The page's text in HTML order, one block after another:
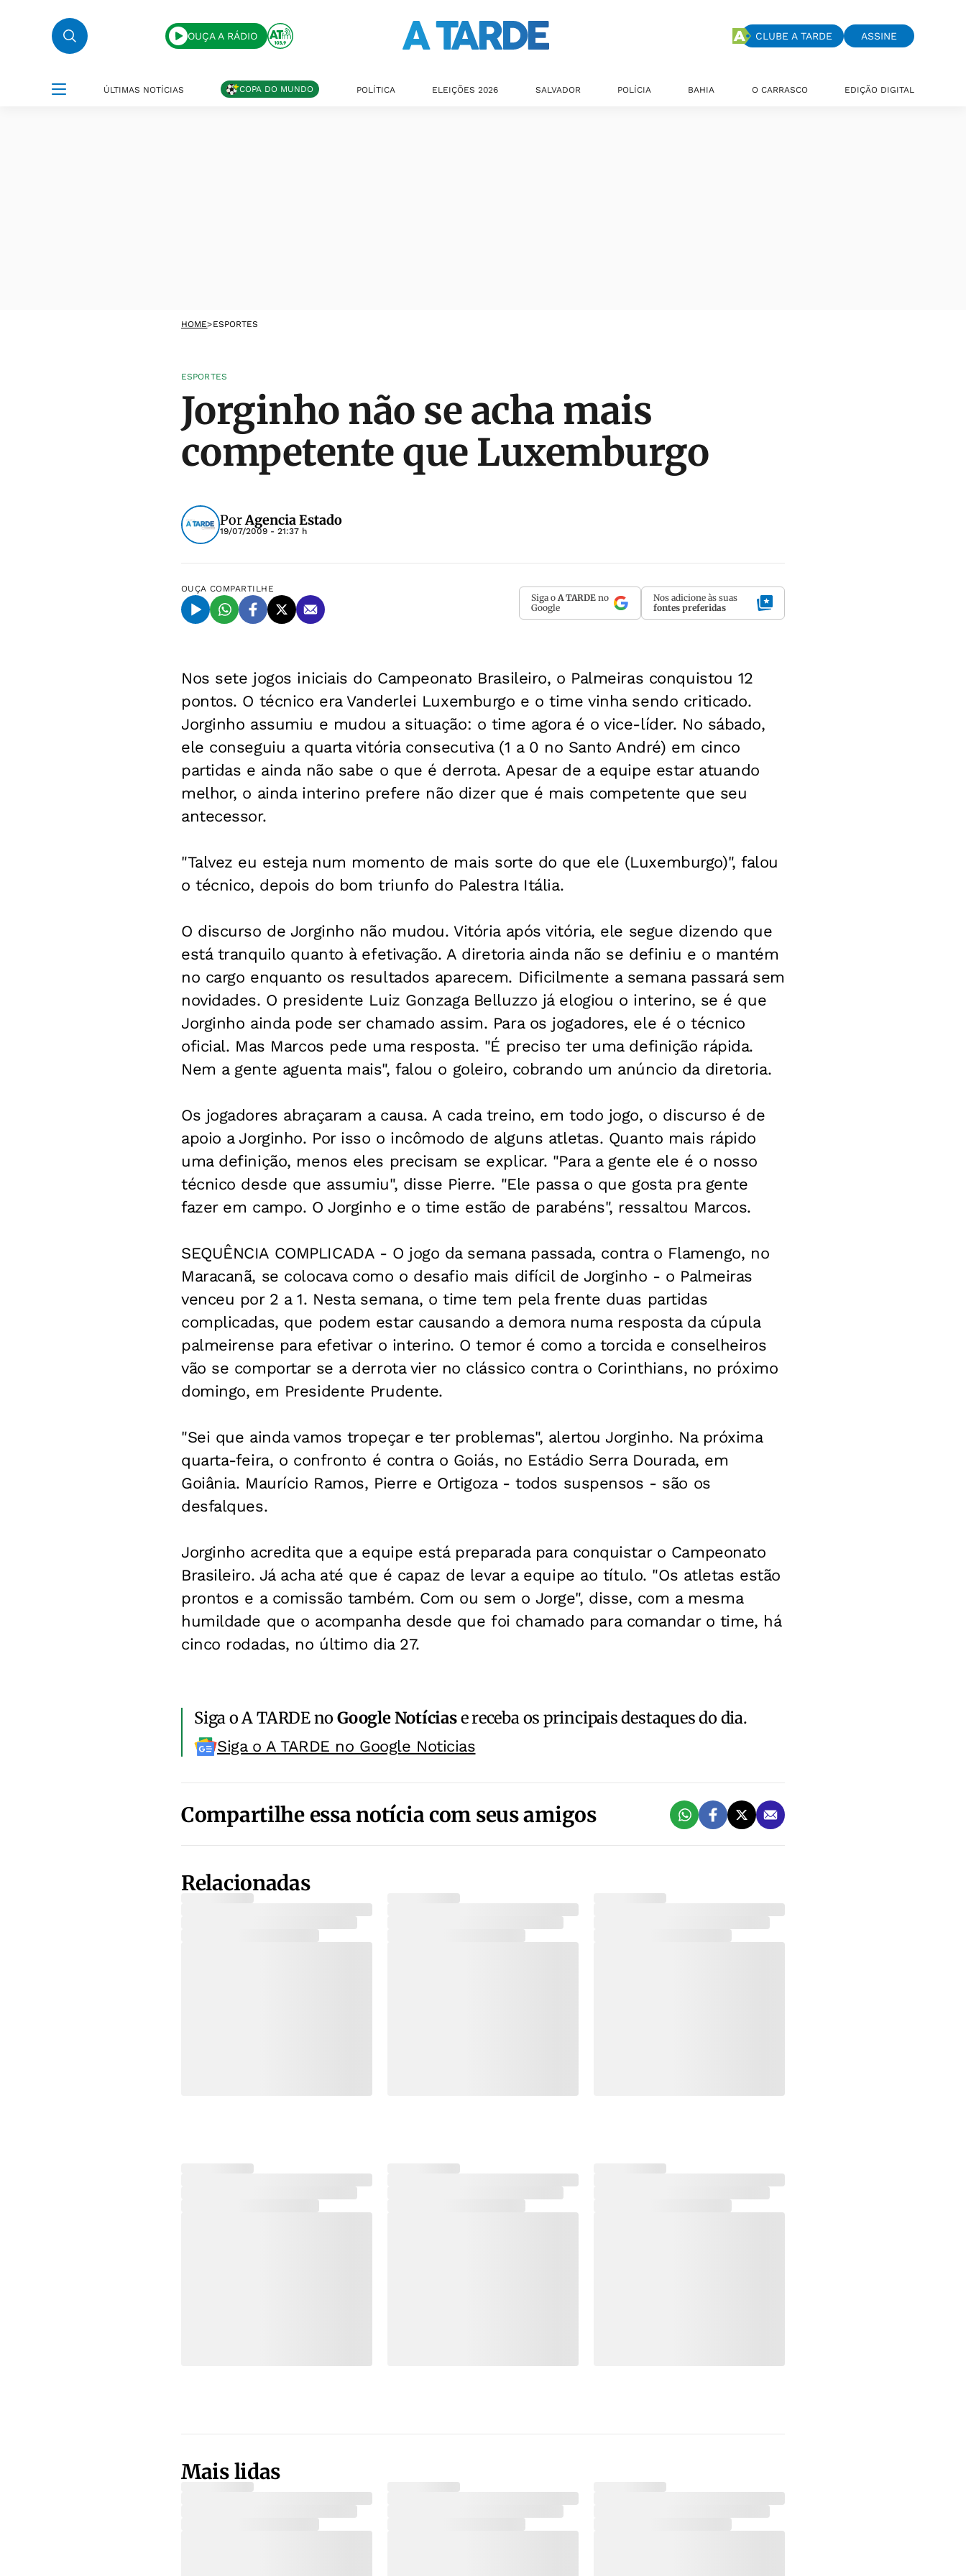
OUÇA A RÁDIO CLUBE A TARDE ASSINE
ÚLTIMAS NOTÍCIAS COPA DO MUNDO POLÍTICA ELEIÇÕES 2026 SALVADOR POLÍCIA BAHIA O CARRASCO EDIÇÃO DIGITAL
HOME>ESPORTES
ESPORTES
Jorginho não se acha mais
competente que Luxemburgo
PorAgencia Estado
19/07/2009 - 21:37 h
OUÇA COMPARTILHE
Siga o A TARDE no
Google
Nos adicione às suas
fontes preferidas
Nos sete jogos iniciais do Campeonato Brasileiro, o Palmeiras conquistou 12
pontos. O técnico era Vanderlei Luxemburgo e o time vinha sendo criticado.
Jorginho assumiu e mudou a situação: o time agora é o vice-líder. No sábado,
ele conseguiu a quarta vitória consecutiva (1 a 0 no Santo André) em cinco
partidas e ainda não sabe o que é derrota. Apesar de a equipe estar atuando
melhor, o ainda interino prefere não dizer que é mais competente que seu
antecessor.
"Talvez eu esteja num momento de mais sorte do que ele (Luxemburgo)", falou
o técnico, depois do bom triunfo do Palestra Itália.
O discurso de Jorginho não mudou. Vitória após vitória, ele segue dizendo que
está tranquilo quanto à efetivação. A diretoria ainda não se definiu e o mantém
no cargo enquanto os resultados aparecem. Dificilmente a semana passará sem
novidades. O presidente Luiz Gonzaga Belluzzo já elogiou o interino, se é que
Jorginho ainda pode ser chamado assim. Para os jogadores, ele é o técnico
oficial. Mas Marcos pede uma resposta. "É preciso ter uma definição rápida.
Nem a gente aguenta mais", falou o goleiro, cobrando um anúncio da diretoria.
Os jogadores abraçaram a causa. A cada treino, em todo jogo, o discurso é de
apoio a Jorginho. Por isso o incômodo de alguns atletas. Quanto mais rápido
uma definição, menos eles precisam se explicar. "Para a gente ele é o nosso
técnico desde que assumiu", disse Pierre. "Ele passa o que gosta pra gente
fazer em campo. O Jorginho e o time estão de parabéns", ressaltou Marcos.
SEQUÊNCIA COMPLICADA - O jogo da semana passada, contra o Flamengo, no
Maracanã, se colocava como o desafio mais difícil de Jorginho - o Palmeiras
venceu por 2 a 1. Nesta semana, o time tem pela frente duas partidas
complicadas, que podem estar causando a demora numa resposta da cúpula
palmeirense para efetivar o interino. O temor é como a torcida e conselheiros
vão se comportar se a derrota vier no clássico contra o Corinthians, no próximo
domingo, em Presidente Prudente.
"Sei que ainda vamos tropeçar e ter problemas", alertou Jorginho. Na próxima
quarta-feira, o confronto é contra o Goiás, no Estádio Serra Dourada, em
Goiânia. Maurício Ramos, Pierre e Ortigoza - todos suspensos - são os
desfalques.
Jorginho acredita que a equipe está preparada para conquistar o Campeonato
Brasileiro. Já acha até que é capaz de levar a equipe ao título. "Os atletas estão
prontos e a comissão também. Com ou sem o Jorge", disse, com a mesma
humildade que o acompanha desde que foi chamado para comandar o time, há
cinco rodadas, no último dia 27.
Siga o A TARDE noGoogle Notíciase receba os principais destaques do dia.
Siga o A TARDE no Google Noticias
Compartilhe essa notícia com seus amigos
Relacionadas
Mais lidas